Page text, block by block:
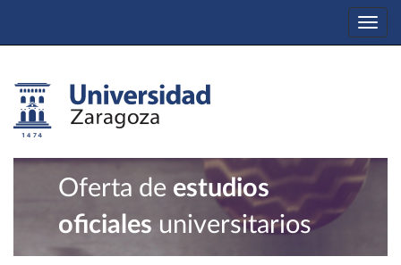
Oferta de estudios
oficiales universitarios